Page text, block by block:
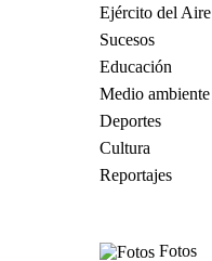
Ejército del Aire
Sucesos
Educación
Medio ambiente
Deportes
Cultura
Reportajes
Fotos